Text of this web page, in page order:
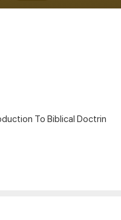
To Biblical Doctrin